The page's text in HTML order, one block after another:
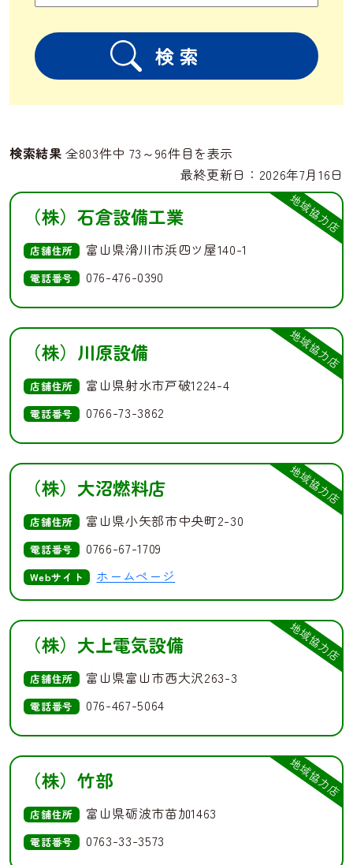
検索結果 全803件中 73～96件目を表示
最終更新日：2026年7月16日
地域協力店
（株）石倉設備工業
店舗住所 富山県滑川市浜四ツ屋140-1
電話番号 076-476-0390
地域協力店
（株）川原設備
店舗住所 富山県射水市戸破1224-4
電話番号 0766-73-3862
地域協力店
（株）大沼燃料店
店舗住所 富山県小矢部市中央町2-30
電話番号 0766-67-1709
Webサイト ホームページ
地域協力店
（株）大上電気設備
店舗住所 富山県富山市西大沢263-3
電話番号 076-467-5064
地域協力店
（株）竹部
店舗住所 富山県砺波市苗加1463
電話番号 0763-33-3573